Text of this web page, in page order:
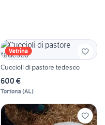
Vetrina
Cuccioli di pastore tedesco
600 €
Tortona (AL)